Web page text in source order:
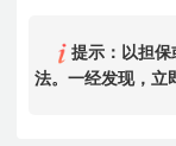
提示：以担保
法。一经发现，立